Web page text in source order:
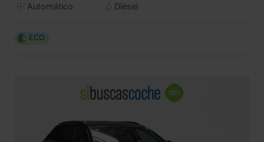
Automático
Diésel
ECO